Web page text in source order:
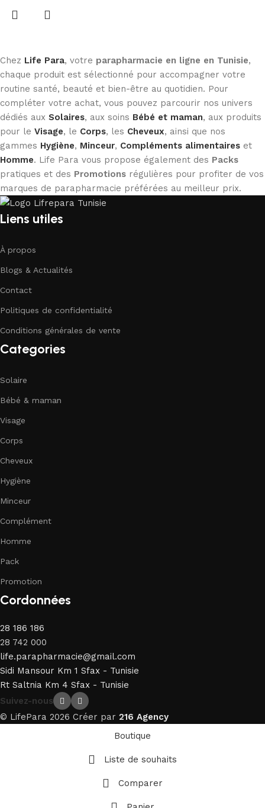
Chez Life Para, votre parapharmacie en ligne en Tunisie,
chaque produit est sélectionné pour accompagner votre
routine santé, beauté et bien-être au quotidien. Pour
compléter votre achat, vous pouvez parcourir nos univers
dédiés aux Solaires, aux soins Bébé et maman, aux produits
pour le Visage, le Corps, les Cheveux, ainsi que nos
gammes Hygiène, Minceur, Compléments alimentaires et
Homme. Life Para vous propose également des Packs
pratiques et des Promotions régulières pour profiter de vos
marques de parapharmacie préférées au meilleur prix.
Liens utiles
À propos
Blogs & Actualités
Contact
Politiques de confidentialité
Conditions générales de vente
Categories
Solaire
Bébé & maman
Visage
Corps
Cheveux
Hygiène
Minceur
Complément
Homme
Pack
Promotion
Cordonnées
28 186 186
28 742 000
life.parapharmacie@gmail.com
Sidi Mansour Km 1 Sfax - Tunisie
Rt Saltnia Km 4 Sfax - Tunisie
Suivez-nous
© LifePara 2026 Créer par 216 Agency
Boutique
Liste de souhaits
Comparer